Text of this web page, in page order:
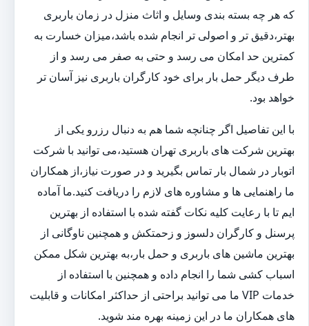
که هر چه بسته بندی وسایل و اثاث منزل در زمان باربری
بهتر،دقیق تر و اصولی تر انجام شده باشد،میزان خسارت به
کمترین حد امکان می رسد و حتی به صفر می رسد و از
طرف دیگر حمل بار برای خود کارگران باربری نیز آسان تر
خواهد بود.
با این تفاصیل اگر چنانچه شما هم به دنبال رزرو یکی از
بهترین شرکت های باربری تهران هستید،می توانید با شرکت
اتوبار در شمال بار تماس بگیرید و در صورت نیاز،از همکاران
ما راهنمایی ها و مشاوره های لازم را دریافت کنید.ما آماده
ایم تا با رعایت کلیه نکات گفته شده با استفاده از بهترین
پرسنل و کارگران دلسوز و زحمتکش و همچنین ناوگانی از
بهترین ماشین های باربری و حمل بار،به بهترین شکل ممکن
اسباب کشی شما را انجام داده و همچنین با استفاده از
خدمات VIP ما می توانید براحتی از حداکثر امکانات و قابلیت
های همکاران ما در این زمینه بهره مند شوید.